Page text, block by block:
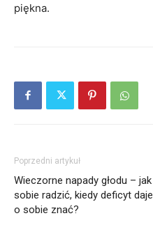
piękna.
Poprzedni artykuł
Wieczorne napady głodu – jak
sobie radzić, kiedy deficyt daje
o sobie znać?